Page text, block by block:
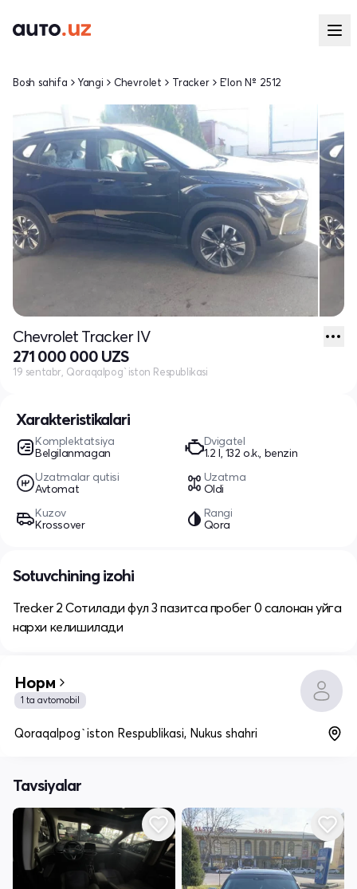
Xarakteristikalari
Komplektatsiya
Belgilanmagan
Dvigatel
1.2 l, 132 o.k., benzin
Uzatmalar qutisi
Avtomat
Uzatma
Oldi
Kuzov
Krossover
Rangi
Qora
Bosh sahifa Yangi Chevrolet Tracker E'lon № 2512
Chevrolet Tracker IV
271 000 000 UZS
19 sentabr, Qoraqalpog`iston Respublikasi
Sotuvchining izohi
Trecker 2 Сотилади фул 3 пазитса пробег 0 салонан уйга
нархи келишилади
Норм
1 ta avtomobil
Qoraqalpog`iston Respublikasi, Nukus shahri
Tavsiyalar